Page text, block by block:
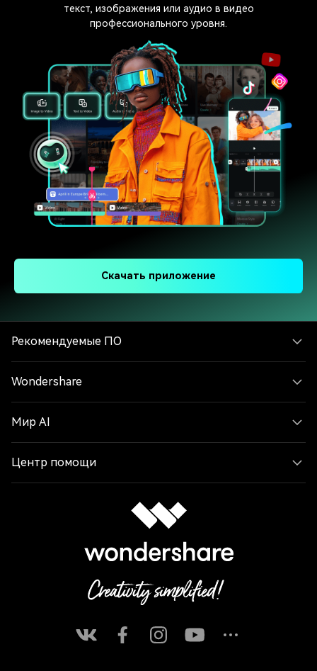
текст, изображения или аудио в видео
профессионального уровня.
Скачать приложение
Рекомендуемые ПО
Wondershare
Мир AI
Центр помощи